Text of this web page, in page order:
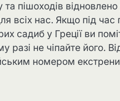
пішоходів
всіх нас. Якщо під час
садиб у Греції ви
не чіпайте його.
номером